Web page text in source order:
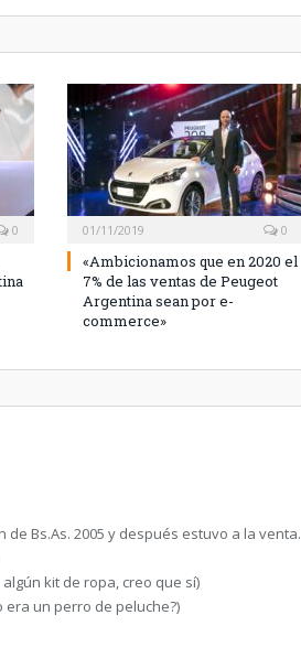
0 01/11/2019 0
«Ambicionamos que en 2020 el
7% de las ventas de Peugeot
Argentina sean por e-
commerce»
Bs.As. 2005 y después estuvo a la venta.
kit de ropa, creo que sí)
era un perro de peluche?)